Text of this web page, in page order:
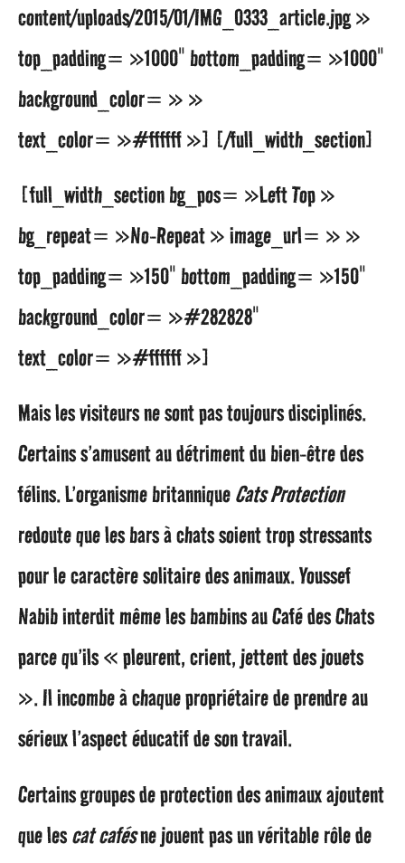
content/uploads/2015/01/IMG_0333_article.jpg »
top_padding= »1000″ bottom_padding= »1000″
background_color= » »
text_color= »#ffffff »] [/full_width_section]
[full_width_section bg_pos= »Left Top »
bg_repeat= »No-Repeat » image_url= » »
top_padding= »150″ bottom_padding= »150″
background_color= »#282828″
text_color= »#ffffff »]
Mais les visiteurs ne sont pas toujours disciplinés.
Certains s’amusent au détriment du bien-être des
félins. L’organisme britanniqueCats Protection
redoute que les bars à chats soient trop stressants
pour le caractère solitaire des animaux. Youssef
Nabib interdit même les bambins au Café des Chats
parce qu’ils « pleurent, crient, jettent des jouets
». Il incombe à chaque propriétaire de prendre au
sérieux l’aspect éducatif de son travail.
Certains groupes de protection des animaux ajoutent
que lescat cafésne jouent pas un véritable rôle de